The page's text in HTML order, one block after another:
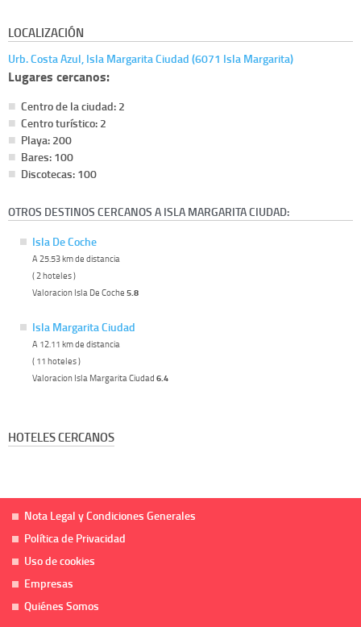
LOCALIZACIÓN
Urb. Costa Azul, Isla Margarita Ciudad (6071 Isla Margarita)
Lugares cercanos:
Centro de la ciudad: 2
Centro turístico: 2
Playa: 200
Bares: 100
Discotecas: 100
OTROS DESTINOS CERCANOS A ISLA MARGARITA CIUDAD:
Isla De Coche
A 25.53 km de distancia
( 2 hoteles )
Valoracion Isla De Coche 5.8
Isla Margarita Ciudad
A 12.11 km de distancia
( 11 hoteles )
Valoracion Isla Margarita Ciudad 6.4
HOTELES CERCANOS
Nota Legal y Condiciones Generales
Política de Privacidad
Uso de cookies
Empresas
Quiénes Somos